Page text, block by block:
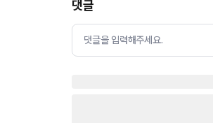
댓글
댓글을 입력해주세요.